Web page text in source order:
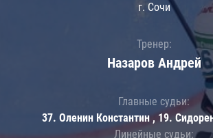
г. Сочи
Тренер:
Назаров Андрей
Главные судьи:
37. Оленин Константин , 19.
Линейные судьи: